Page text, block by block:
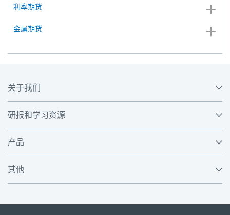
利率期货
金属期货
关于我们
研报和学习资源
产品
其他